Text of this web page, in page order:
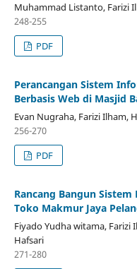
Muhammad Listanto, Farizi
248-255
PDF
Perancangan Sistem
Berbasis Web di Masjid
Evan Nugraha, Farizi Ilham,
256-270
PDF
Rancang Bangun
Toko Makmur Jaya
Fiyado Yudha witama, Farizi
Hafsari
271-280